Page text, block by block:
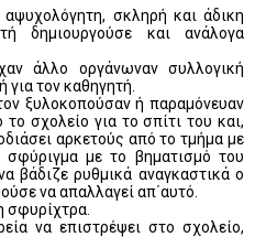
σκληρή και άδικη
δημιουργούσε και ανάλογα
άλλο οργάνωναν συλλογική
για τον καθηγητή.
ξυλοκοπούσαν ή παραμόνευαν
σχολείο για το σπίτι του και,
αρκετούς από το τμήμα με
σφύριγμα με το βηματισμό του
βάδιζε ρυθμικά αναγκαστικά ο
να απαλλαγεί απ΄αυτό.
σφυρίχτρα.
να επιστρέψει στο σχολείο,